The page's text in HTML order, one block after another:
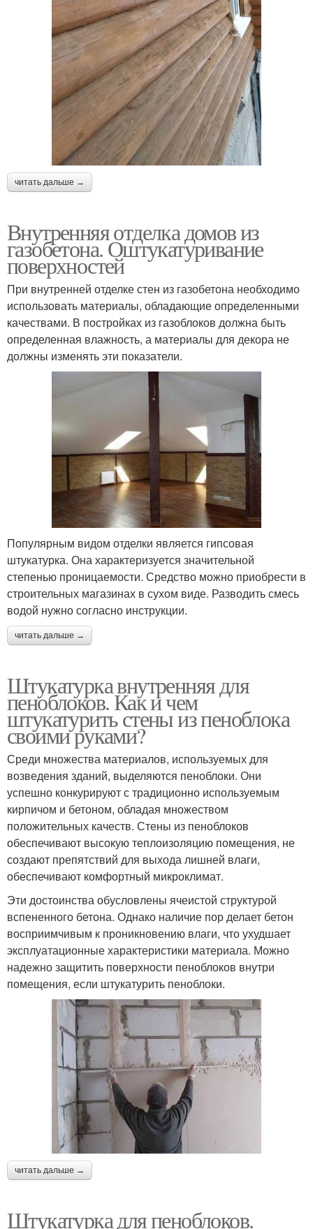
читать дальше →
Внутренняя отделка домов из
газобетона. Оштукатуривание
поверхностей
При внутренней отделке стен из газобетона необходимо
использовать материалы, обладающие определенными
качествами. В постройках из газоблоков должна быть
определенная влажность, а материалы для декора не
должны изменять эти показатели.
Популярным видом отделки является гипсовая
штукатурка. Она характеризуется значительной
степенью проницаемости. Средство можно приобрести в
строительных магазинах в сухом виде. Разводить смесь
водой нужно согласно инструкции.
читать дальше →
Штукатурка внутренняя для
пеноблоков. Как и чем
штукатурить стены из пеноблока
своими руками?
Среди множества материалов, используемых для
возведения зданий, выделяются пеноблоки. Они
успешно конкурируют с традиционно используемым
кирпичом и бетоном, обладая множеством
положительных качеств. Стены из пеноблоков
обеспечивают высокую теплоизоляцию помещения, не
создают препятствий для выхода лишней влаги,
обеспечивают комфортный микроклимат.
Эти достоинства обусловлены ячеистой структурой
вспененного бетона. Однако наличие пор делает бетон
восприимчивым к проникновению влаги, что ухудшает
эксплуатационные характеристики материала. Можно
надежно защитить поверхности пеноблоков внутри
помещения, если штукатурить пеноблоки.
читать дальше →
Штукатурка для пеноблоков.